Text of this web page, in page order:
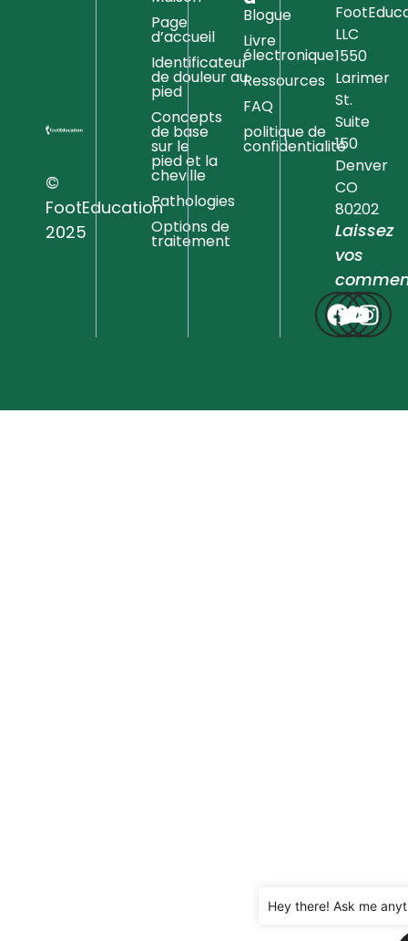
©
FootEducation
2025
Page
d’accueil
Identificateur
de douleur au
pied
Concepts
de base
sur le
pied et la
cheville
Pathologies
Options de
traitement
Blogue
Livre
électronique
Ressources
FAQ
politique de
confidentialité
LLC
1550
Larimer
St.
Suite
150
Denver
CO
80202
Laissez
vos
Hey there! Ask me